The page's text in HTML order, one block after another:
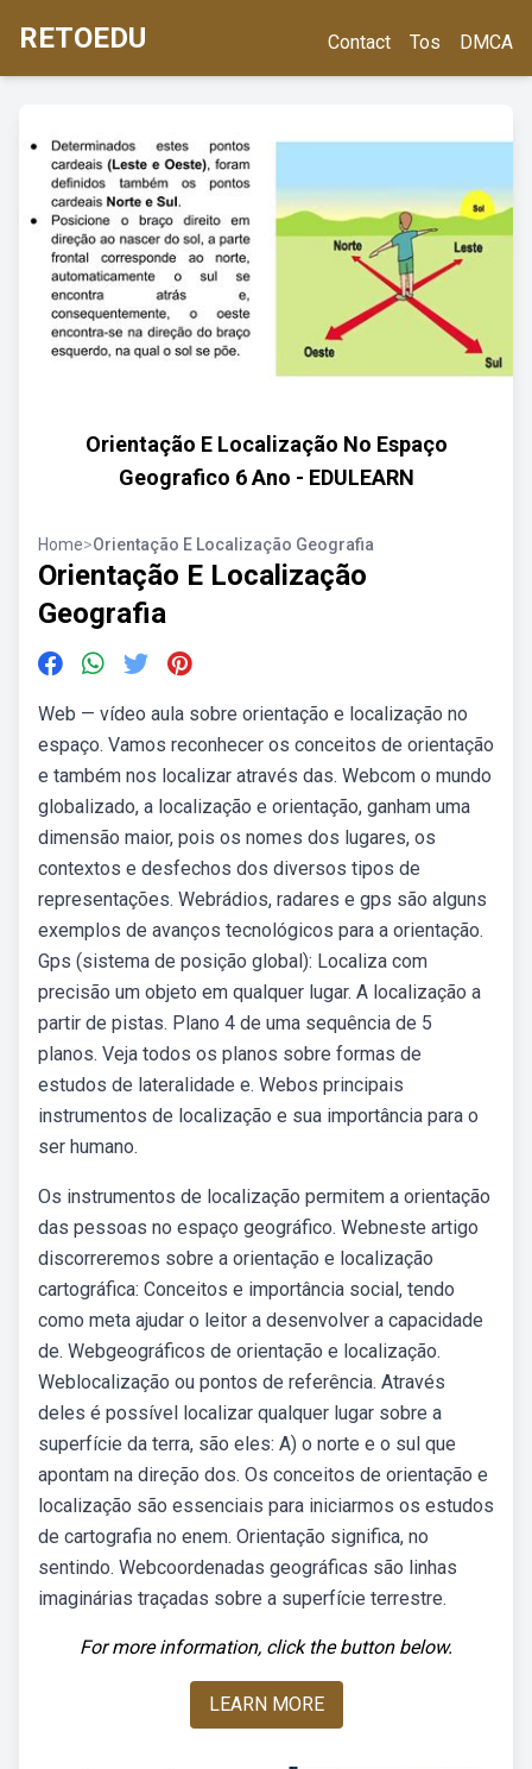
RETOEDU Contact Tos DMCA
Orientação E Localização No Espaço
Geografico 6 Ano - EDULEARN
Home>Orientação E Localização Geografia
Orientação E Localização
Geografia
Web — vídeo aula sobre orientação e localização no
espaço. Vamos reconhecer os conceitos de orientação
e também nos localizar através das. Webcom o mundo
globalizado, a localização e orientação, ganham uma
dimensão maior, pois os nomes dos lugares, os
contextos e desfechos dos diversos tipos de
representações. Webrádios, radares e gps são alguns
exemplos de avanços tecnológicos para a orientação.
Gps (sistema de posição global): Localiza com
precisão um objeto em qualquer lugar. A localização a
partir de pistas. Plano 4 de uma sequência de 5
planos. Veja todos os planos sobre formas de
estudos de lateralidade e. Webos principais
instrumentos de localização e sua importância para o
ser humano.
Os instrumentos de localização permitem a orientação
das pessoas no espaço geográfico. Webneste artigo
discorreremos sobre a orientação e localização
cartográfica: Conceitos e importância social, tendo
como meta ajudar o leitor a desenvolver a capacidade
de. Webgeográficos de orientação e localização.
Weblocalização ou pontos de referência. Através
deles é possível localizar qualquer lugar sobre a
superfície da terra, são eles: A) o norte e o sul que
apontam na direção dos. Os conceitos de orientação e
localização são essenciais para iniciarmos os estudos
de cartografia no enem. Orientação significa, no
sentindo. Webcoordenadas geográficas são linhas
imaginárias traçadas sobre a superfície terrestre.
For more information, click the button below.
LEARN MORE